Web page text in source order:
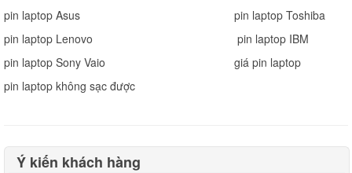
pin laptop Asus
pin laptop Toshiba
pin laptop Lenovo
pin laptop IBM
pin laptop Sony Vaio
giá pin laptop
pin laptop không sạc được
Ý kiến khách hàng